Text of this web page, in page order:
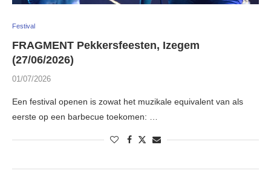
Festival
FRAGMENT Pekkersfeesten, Izegem
(27/06/2026)
01/07/2026
Een festival openen is zowat het muzikale equivalent van als
eerste op een barbecue toekomen: …